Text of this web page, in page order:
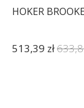
HOKER
513,39 zł